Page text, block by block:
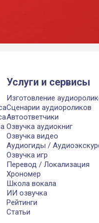
Услуги и сервисы
Изготовление
Сценарии аудиороликов
Автоответчики
Озвучка аудиокниг
Озвучка видео
Аудиогиды /
Озвучка игр
Перевод / Локализация
Хрономер
Школа вокала
ИИ озвучка
Рейтинги
Статьи